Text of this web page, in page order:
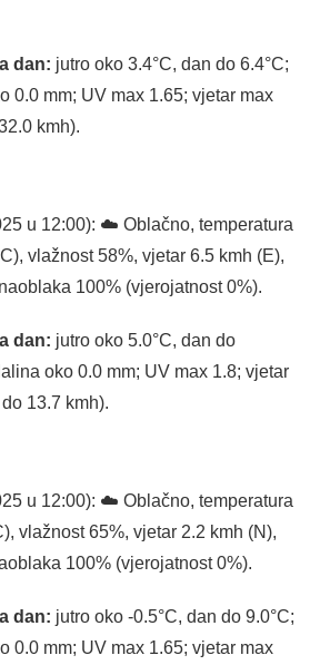
dan: jutro oko 3.4°C, dan do 6.4°C;
0.0 mm; UV max 1.65; vjetar max
kmh).
u 12:00): ☁️ Oblačno, temperatura
vlažnost 58%, vjetar 6.5 kmh (E),
100% (vjerojatnost 0%).
dan: jutro oko 5.0°C, dan do
oko 0.0 mm; UV max 1.8; vjetar
13.7 kmh).
u 12:00): ☁️ Oblačno, temperatura
vlažnost 65%, vjetar 2.2 kmh (N),
100% (vjerojatnost 0%).
dan: jutro oko -0.5°C, dan do 9.0°C;
0.0 mm; UV max 1.65; vjetar max